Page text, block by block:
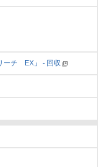
ーチ EX」 - 回収